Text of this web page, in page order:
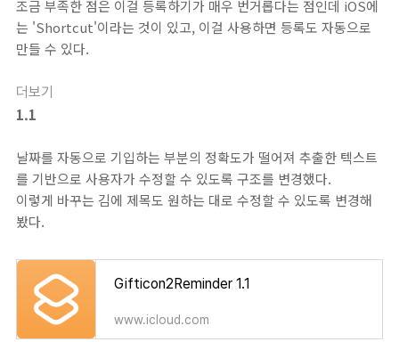
조금 부족한 점은 이걸 등록하기가 매우 번거롭다는 점인데 iOS에
는 'Shortcut'이라는 것이 있고, 이걸 사용하면 등록도 자동으로
만들 수 있다.
더보기
1.1
날짜를 자동으로 기입하는 부분의 정확도가 떨어져 추출한 텍스트
를 기반으로 사용자가 수정할 수 있도록 구조를 변경했다.
이렇게 바꾸는 김에 제목도 원하는 대로 수정할 수 있도록 변경해
봤다.
Gifticon2Reminder 1.1
www.icloud.com